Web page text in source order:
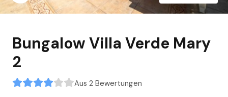
Bungalow Villa Verde Mary
2
Aus 2 Bewertungen